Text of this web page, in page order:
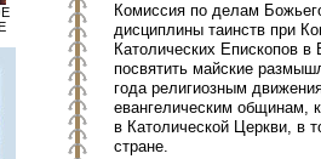
Комиссия по делам
дисциплины таинств при
Католических Епископов
посвятить майские
года религиозным
евангелическим общинам,
в Католической Церкви, в
стране.